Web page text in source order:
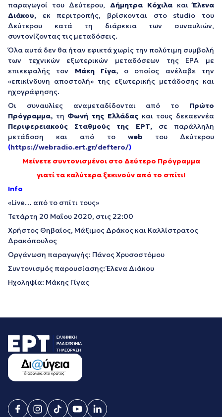
παραγωγοί του Δεύτερου, Δήμητρα ΚόχιλακαιΈλενα
Διάκου, εκ περιτροπής, βρίσκονται στο studio του
Δεύτερου κατά τη διάρκεια των συναυλιών,
συντονίζοντας τις μεταδόσεις.
Όλα αυτά δεν θα ήταν εφικτά χωρίς την πολύτιμη συμβολή
των τεχνικών εξωτερικών μεταδόσεων της ΕΡΑ με
επικεφαλής τον Μάκη Γίγα,ο οποίος ανέλαβε την
«επικίνδυνη αποστολή» της εξωτερικής μετάδοσης και
ηχογράφησης.
Οι συναυλίες αναμεταδίδονται από το Πρώτο
Πρόγραμμα, τη Φωνή της Ελλάδαςκαι τους δεκαεννέα
Περιφερειακούς Σταθμούς της ΕΡΤ,σε παράλληλη
μετάδοση και από το web του Δεύτερου
(https://webradio.ert.gr/deftero/)
Μείνετε συντονισμένοι στο Δεύτερο Πρόγραμμα
γιατί τα καλύτερα ξεκινούν από το σπίτι!
Info
«Live… από το σπίτι τους»
Τετάρτη 20 Μαΐου 2020, στις 22:00
Χρήστος Θηβαίος, Μάξιμος Δράκος και Καλλίστρατος
Δρακόπουλος
Οργάνωση παραγωγής: Πάνος Χρυσοστόμου
Συντονισμός παρουσίασης: Έλενα Διάκου
Ηχοληψία: Μάκης Γίγας